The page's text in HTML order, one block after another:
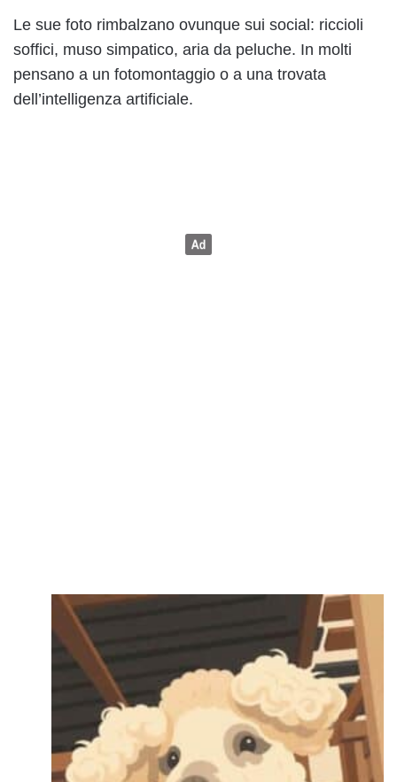
Le sue foto rimbalzano ovunque sui social: riccioli
soffici, muso simpatico, aria da peluche. In molti
pensano a un fotomontaggio o a una trovata
dell’intelligenza artificiale.